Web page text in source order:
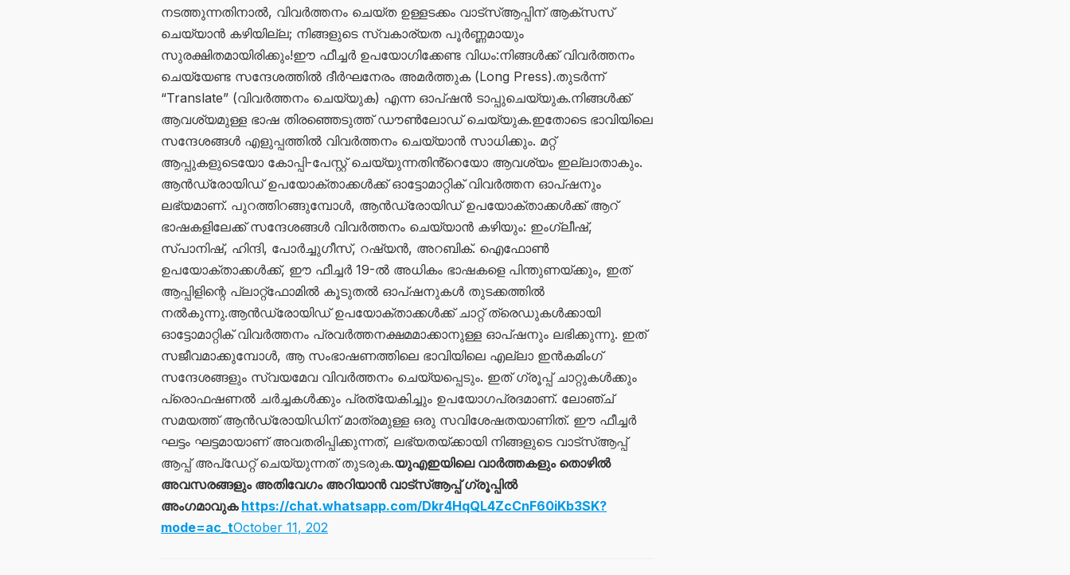
നടത്തുന്നതിനാൽ, വിവർത്തനം ചെയ്ത ഉള്ളടക്കം വാട്സ്ആപ്പിന് ആക്‌സസ്
ചെയ്യാൻ കഴിയില്ല; നിങ്ങളുടെ സ്വകാര്യത പൂർണ്ണമായും
സുരക്ഷിതമായിരിക്കും!ഈ ഫീച്ചർ ഉപയോഗിക്കേണ്ട വിധം:നിങ്ങൾക്ക് വിവർത്തനം
ചെയ്യേണ്ട സന്ദേശത്തിൽ ദീർഘനേരം അമർത്തുക (Long Press).തുടർന്ന്
“Translate” (വിവർത്തനം ചെയ്യുക) എന്ന ഓപ്ഷൻ ടാപ്പുചെയ്യുക.നിങ്ങൾക്ക്
ആവശ്യമുള്ള ഭാഷ തിരഞ്ഞെടുത്ത് ഡൗൺലോഡ് ചെയ്യുക.ഇതോടെ ഭാവിയിലെ
സന്ദേശങ്ങൾ എളുപ്പത്തിൽ വിവർത്തനം ചെയ്യാൻ സാധിക്കും. മറ്റ്
ആപ്പുകളുടെയോ കോപ്പി-പേസ്റ്റ് ചെയ്യുന്നതിൻ്റെയോ ആവശ്യം ഇല്ലാതാകും.
ആൻഡ്രോയിഡ് ഉപയോക്താക്കൾക്ക് ഓട്ടോമാറ്റിക് വിവർത്തന ഓപ്ഷനും
ലഭ്യമാണ്. പുറത്തിറങ്ങുമ്പോൾ, ആൻഡ്രോയിഡ് ഉപയോക്താക്കൾക്ക് ആറ്
ഭാഷകളിലേക്ക് സന്ദേശങ്ങൾ വിവർത്തനം ചെയ്യാൻ കഴിയും: ഇംഗ്ലീഷ്,
സ്പാനിഷ്, ഹിന്ദി, പോർച്ചുഗീസ്, റഷ്യൻ, അറബിക്. ഐഫോൺ
ഉപയോക്താക്കൾക്ക്, ഈ ഫീച്ചർ 19-ൽ അധികം ഭാഷകളെ പിന്തുണയ്ക്കും, ഇത്
ആപ്പിളിന്റെ പ്ലാറ്റ്ഫോമിൽ കൂടുതൽ ഓപ്ഷനുകൾ തുടക്കത്തിൽ
നൽകുന്നു.ആൻഡ്രോയിഡ് ഉപയോക്താക്കൾക്ക് ചാറ്റ് ത്രെഡുകൾക്കായി
ഓട്ടോമാറ്റിക് വിവർത്തനം പ്രവർത്തനക്ഷമമാക്കാനുള്ള ഓപ്ഷനും ലഭിക്കുന്നു. ഇത്
സജീവമാക്കുമ്പോൾ, ആ സംഭാഷണത്തിലെ ഭാവിയിലെ എല്ലാ ഇൻകമിംഗ്
സന്ദേശങ്ങളും സ്വയമേവ വിവർത്തനം ചെയ്യപ്പെടും. ഇത് ഗ്രൂപ്പ് ചാറ്റുകൾക്കും
പ്രൊഫഷണൽ ചർച്ചകൾക്കും പ്രത്യേകിച്ചും ഉപയോഗപ്രദമാണ്. ലോഞ്ച്
സമയത്ത് ആൻഡ്രോയിഡിന് മാത്രമുള്ള ഒരു സവിശേഷതയാണിത്. ഈ ഫീച്ചർ
ഘട്ടം ഘട്ടമായാണ് അവതരിപ്പിക്കുന്നത്, ലഭ്യതയ്ക്കായി നിങ്ങളുടെ വാട്സ്ആപ്പ്
ആപ്പ് അപ്ഡേറ്റ് ചെയ്യുന്നത് തുടരുക.യുഎഇയിലെ വാർത്തകളും തൊഴിൽ
അവസരങ്ങളും അതിവേഗം അറിയാൻ വാട്സ്ആപ്പ് ഗ്രൂപ്പിൽ
അംഗമാവുക https://chat.whatsapp.com/Dkr4HqQL4ZcCnF60iKb3SK?
mode=ac_tOctober 11, 202